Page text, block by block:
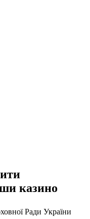
казино
Ради України